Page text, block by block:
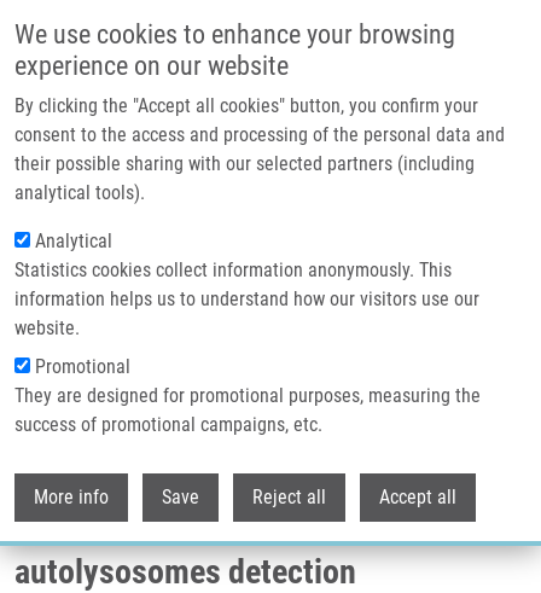
We use cookies to enhance your browsing
experience on our website
By clicking the "Accept all cookies" button, you confirm your
consent to the access and processing of the personal data and
their possible sharing with our selected partners (including
analytical tools).
Analytical
Statistics cookies collect information anonymously. This
information helps us to understand how our visitors use our
website.
Promotional
They are designed for promotional purposes, measuring the
success of promotional campaigns, etc.
More info Save Reject all Accept all
Header image
Drobečková navigace
Domů
BODIPY-aza-indole Derivate Complex As a Selective Fluorescent Sensor
For Autolysosomes Detection
BODIPY-aza-indole derivate complex
as a selective fluorescent sensor for
autolysosomes detection